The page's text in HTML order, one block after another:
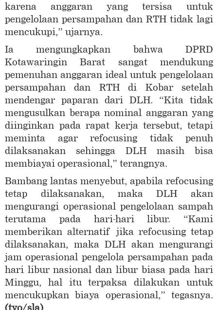
karena anggaran yang tersisa untuk
pengelolaan persampahan dan RTH tidak lagi
mencukupi,” ujarnya.
Ia mengungkapkan bahwa DPRD
Kotawaringin Barat sangat mendukung
pemenuhan anggaran ideal untuk pengelolaan
persampahan dan RTH di Kobar setelah
mendengar paparan dari DLH. “Kita tidak
mengusulkan berapa nominal anggaran yang
diinginkan pada rapat kerja tersebut, tetapi
meminta agar refocusing tidak penuh
dilaksanakan sehingga DLH masih bisa
membiayai operasional,” terangnya.
Bambang lantas menyebut, apabila refocusing
tetap dilaksanakan, maka DLH akan
mengurangi operasional pengelolaan sampah
terutama pada hari-hari libur. “Kami
memberikan alternatif jika refocusing tetap
dilaksanakan, maka DLH akan mengurangi
jam operasional pengelola persampahan pada
hari libur nasional dan libur biasa pada hari
Minggu, hal itu terpaksa dilakukan untuk
mencukupkan biaya operasional,” tegasnya.